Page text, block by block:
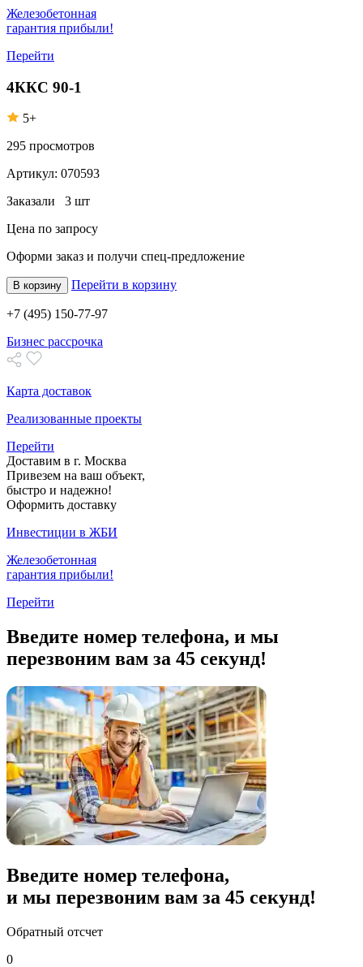
Железобетонная
гарантия прибыли!
Перейти
4ККС 90-1
5+
295 просмотров
Артикул: 070593
Заказали 3 шт
Цена по запросу
Оформи заказ и получи спец-предложение
В корзину Перейти в корзину
+7 (495) 150-77-97
Бизнес рассрочка
Карта доставок
Реализованные проекты
Перейти
Доставим в г. Москва
Привезем на ваш объект,
быстро и надежно!
Оформить доставку
Инвестиции в ЖБИ
Железобетонная
гарантия прибыли!
Перейти
Введите номер телефона, и мы
перезвоним вам за 45 секунд!
Введите номер телефона,
и мы перезвоним вам за 45 секунд!
Обратный отсчет
0